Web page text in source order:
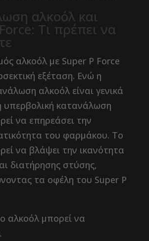
αλκοόλ και
Τι πρέπει να
αλκοόλ με Super P Force
εξέταση. Ενώ η
αλκοόλ είναι γενικά
υπερβολική κατανάλωση
να επηρεάσει την
του φαρμάκου. Το
να βλάψει την ικανότητα
διατήρησης στύσης,
τα οφέλη του Super P
αλκοόλ μπορεί να